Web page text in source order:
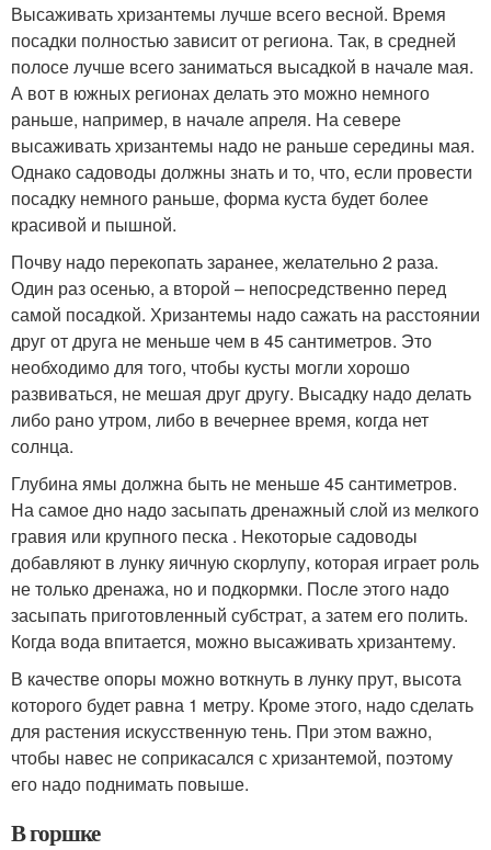
Высаживать хризантемы лучше всего весной. Время
посадки полностью зависит от региона. Так, в средней
полосе лучше всего заниматься высадкой в начале мая.
А вот в южных регионах делать это можно немного
раньше, например, в начале апреля. На севере
высаживать хризантемы надо не раньше середины мая.
Однако садоводы должны знать и то, что, если провести
посадку немного раньше, форма куста будет более
красивой и пышной.
Почву надо перекопать заранее, желательно 2 раза.
Один раз осенью, а второй – непосредственно перед
самой посадкой. Хризантемы надо сажать на расстоянии
друг от друга не меньше чем в 45 сантиметров. Это
необходимо для того, чтобы кусты могли хорошо
развиваться, не мешая друг другу. Высадку надо делать
либо рано утром, либо в вечернее время, когда нет
солнца.
Глубина ямы должна быть не меньше 45 сантиметров.
На самое дно надо засыпать дренажный слой из мелкого
гравия или крупного песка . Некоторые садоводы
добавляют в лунку яичную скорлупу, которая играет роль
не только дренажа, но и подкормки. После этого надо
засыпать приготовленный субстрат, а затем его полить.
Когда вода впитается, можно высаживать хризантему.
В качестве опоры можно воткнуть в лунку прут, высота
которого будет равна 1 метру. Кроме этого, надо сделать
для растения искусственную тень. При этом важно,
чтобы навес не соприкасался с хризантемой, поэтому
его надо поднимать повыше.
В горшке